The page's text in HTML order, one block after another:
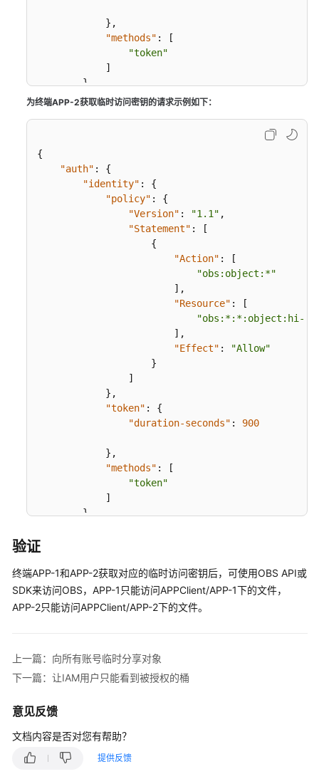
他
账
号
能
授
权
的
限
制
定
IP
地
} ,
"methods" :
[
"token"
]
}
}
为终端APP-2获取临时访问密钥的请求示例如下：
{
"auth" :
{
"identity" :
{
"policy" :
{
"Version" : "1.1" ,
"Statement" :
[
{
"Action" :
[
"obs:object:*"
] ,
"Resource" :
[
"obs:*:*:object:hi-
] ,
"Effect" :
"Allow"
}
]
} ,
"token" :
{
"duration-seconds" : 900
} ,
"methods" :
[
"token"
]
}
}
验证
终端APP-1和APP-2获取对应的临时访问密钥后，可使用OBS API或
SDK来访问OBS，APP-1只能访问APPClient/APP-1下的文件，
APP-2只能访问APPClient/APP-2下的文件。
上一篇：向所有账号临时分享对象
下一篇：让IAM用户只能看到被授权的桶
意见反馈
文档内容是否对您有帮助？
提供反馈